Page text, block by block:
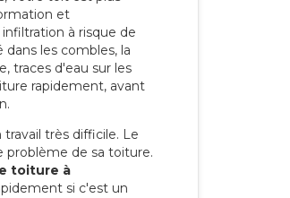
et
à risque de
les combles, la
traces d'eau sur les
rapidement, avant
très difficile. Le
problème de sa toiture.
toiture à
si c'est un